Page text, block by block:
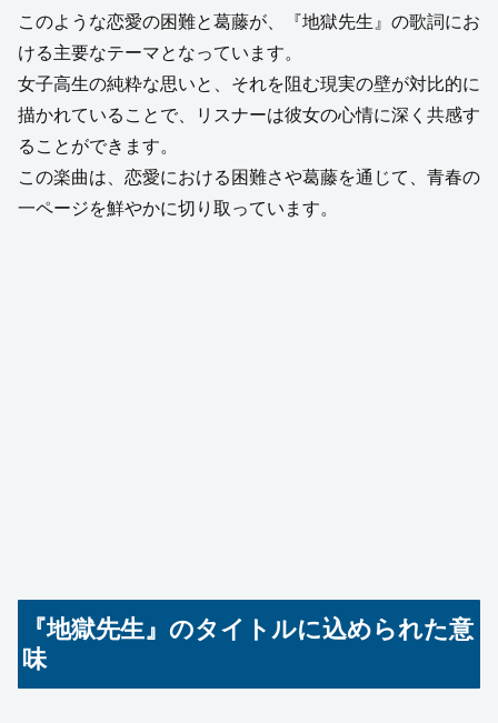
このような恋愛の困難と葛藤が、『地獄先生』の歌詞にお
ける主要なテーマとなっています。
女子高生の純粋な思いと、それを阻む現実の壁が対比的に
描かれていることで、リスナーは彼女の心情に深く共感す
ることができます。
この楽曲は、恋愛における困難さや葛藤を通じて、青春の
一ページを鮮やかに切り取っています。
『地獄先生』のタイトルに込められた意
味